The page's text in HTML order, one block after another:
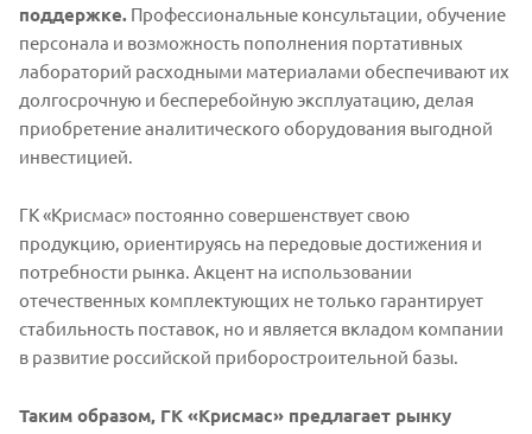
поддержке. Профессиональные консультации, обучение
персонала и возможность пополнения портативных
лабораторий расходными материалами обеспечивают их
долгосрочную и бесперебойную эксплуатацию, делая
приобретение аналитического оборудования выгодной
инвестицией.
ГК «Крисмас» постоянно совершенствует свою
продукцию, ориентируясь на передовые достижения и
потребности рынка. Акцент на использовании
отечественных комплектующих не только гарантирует
стабильность поставок, но и является вкладом компании
в развитие российской приборостроительной базы.
Таким образом, ГК «Крисмас» предлагает рынку